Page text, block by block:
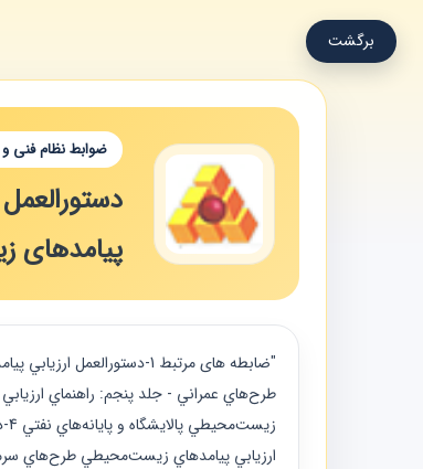
برگشت
ضوابط نظام فنی
پیامدهای
ارزيابي پيامدهاي زيست‌محيطي طرح‌هاي سرمايه‌گذاري (تجديد نظر 1 به تاريخ 13910129) 6-